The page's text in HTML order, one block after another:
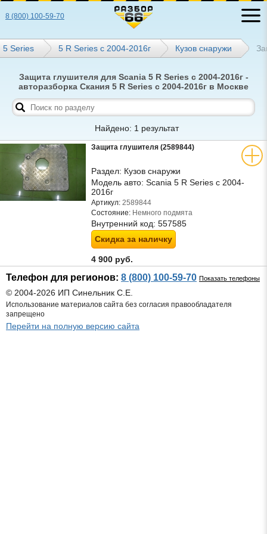
8 (800) 100-59-70
5 Series 5 R Series с 2004-2016г Кузов снаружи
Защита глушителя для Scania 5 R Series с 2004-2016г -
авторазборка Скания 5 R Series с 2004-2016г в Москве
Найдено: 1 результат
Защита глушителя (2589844)
Раздел: Кузов снаружи
Модель авто: Scania 5 R Series с 2004-
2016г
Артикул: 2589844
Состояние: Немного подмята
Внутренний код: 557585
Скидка за наличку
4 900 руб.
Телефон для регионов: 8 (800) 100-59-70 Показать телефоны
© 2004-2026 ИП Синельник С.Е.
Использование материалов сайта без согласия правообладателя
запрещено
Перейти на полную версию сайта